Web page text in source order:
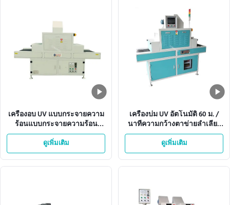
เครื่องอบ UV แบบกระจายความ
ร้อนแบบกระจายความร้อน
ISO9001 380V 50HZ
ดูเพิ่มเติม
เครื่องบ่ม UV อัตโนมัติ 60 ม. /
นาทีความกว้างตาข่ายลำเลียง
360 มม
ดูเพิ่มเติม